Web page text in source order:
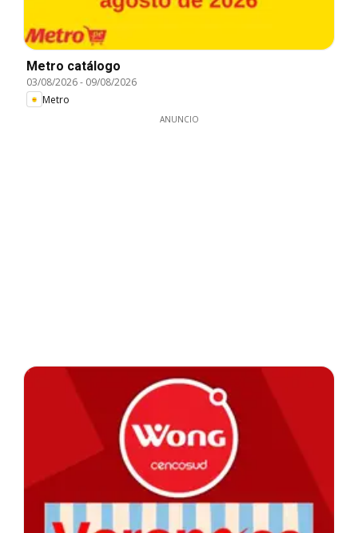
Metro catálogo
03/08/2026- 09/08/2026
Metro
ANUNCIO